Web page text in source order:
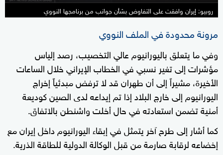
روبيو: إيران وافقت على التفاوض بشأن جوانب من برنامجها النووي
مرونة محدودة في الملف النووي
وفي ما يتعلق باليورانيوم عالي التخصيب، رصد إلياس
مؤشرات إلى تغير نسبي في الخطاب الإيراني خلال الساعات
الأخيرة، مشيراً إلى أن طهران قد لا ترفض مبدئياً إخراج
اليورانيوم إلى خارج البلاد إذا تم إيداعه لدى الصين كوديعة
أمنية تضمن استعادته في حال أخلت واشنطن بالاتفاق.
كما أشار إلى طرح آخر يتمثل في إبقاء اليورانيوم داخل إيران مع
إخضاعه لرقابة صارمة من قبل الوكالة الدولية للطاقة الذرية.